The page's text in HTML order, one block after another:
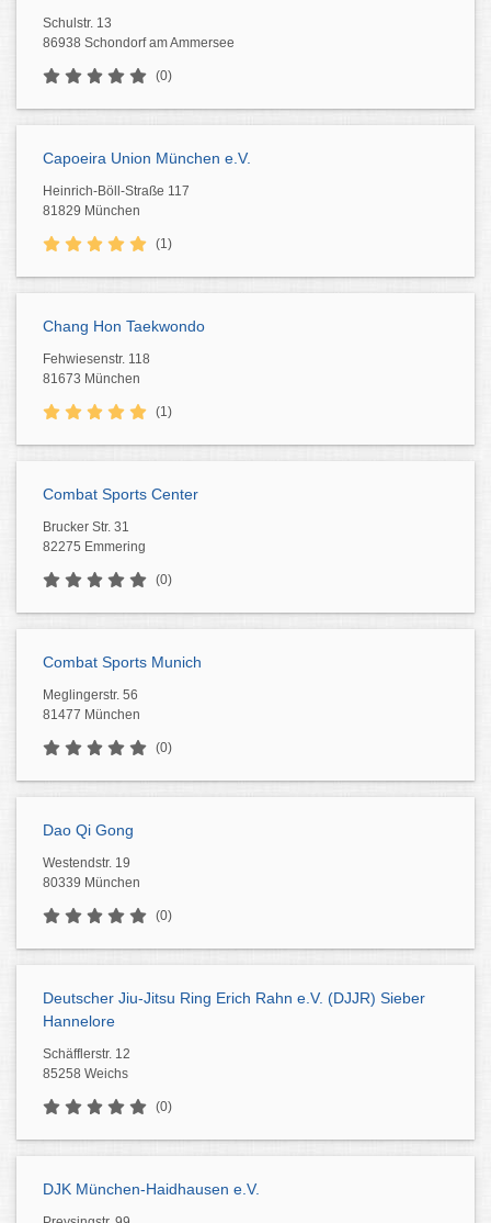
Schulstr. 13
86938 Schondorf am Ammersee
(0)
Capoeira Union München e.V.
Heinrich-Böll-Straße 117
81829 München
(1)
Chang Hon Taekwondo
Fehwiesenstr. 118
81673 München
(1)
Combat Sports Center
Brucker Str. 31
82275 Emmering
(0)
Combat Sports Munich
Meglingerstr. 56
81477 München
(0)
Dao Qi Gong
Westendstr. 19
80339 München
(0)
Deutscher Jiu-Jitsu Ring Erich Rahn e.V. (DJJR) Sieber
Hannelore
Schäfflerstr. 12
85258 Weichs
(0)
DJK München-Haidhausen e.V.